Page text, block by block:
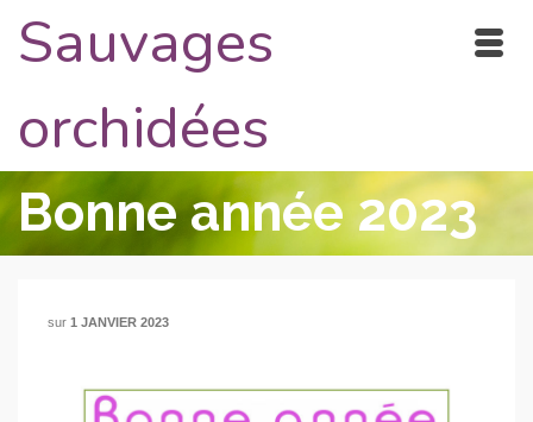
Sauvages
orchidées
Bonne année 2023
sur 1 JANVIER 2023